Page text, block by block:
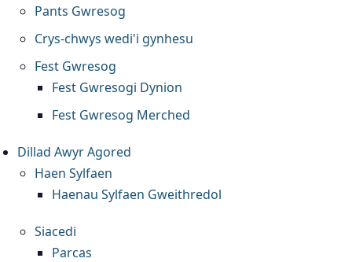
Pants Gwresog
Crys-chwys wedi'i gynhesu
Fest Gwresog
Fest Gwresogi Dynion
Fest Gwresog Merched
Dillad Awyr Agored
Haen Sylfaen
Haenau Sylfaen Gweithredol
Siacedi
Parcas